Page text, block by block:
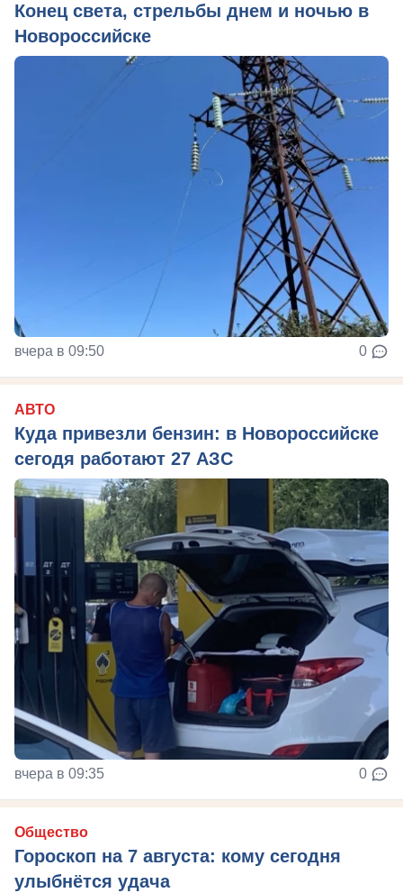
Конец света, стрельбы днем и ночью в
Новороссийске
вчера в 09:50 0
АВТО
Куда привезли бензин: в Новороссийске
сегодя работают 27 АЗС
вчера в 09:35 0
Общество
Гороскоп на 7 августа: кому сегодня
улыбнётся удача